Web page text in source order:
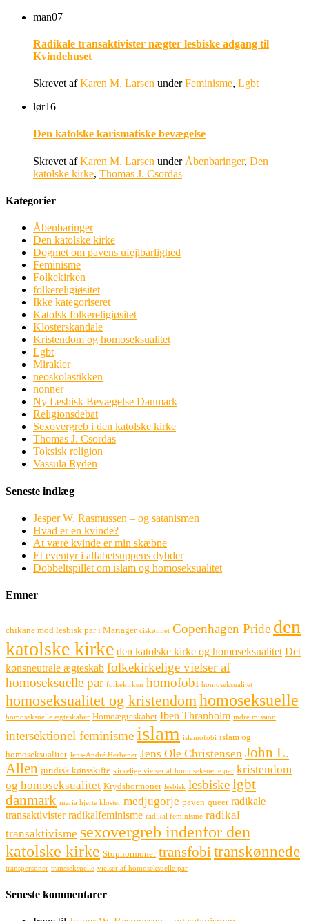
man07
Radikale transaktivister nægter lesbiske adgang til
Kvindehuset
Skrevet afKaren M. Larsen underFeminisme, Lgbt
lør16
Den katolske karismatiske bevægelse
Skrevet afKaren M. Larsen under Åbenbaringer, Den
katolske kirke, Thomas J. Csordas
Kategorier
Åbenbaringer
Den katolske kirke
Dogmet om pavens ufejlbarlighed
Feminisme
Folkekirken
folkereligiøsitet
Ikke kategoriseret
Katolsk folkereligiøsitet
Klosterskandale
Kristendom og homoseksualitet
Lgbt
Mirakler
neoskolastikken
nonner
Ny Lesbisk Bevægelse Danmark
Religionsdebat
Sexovergreb i den katolske kirke
Thomas J. Csordas
Toksisk religion
Vassula Ryden
Seneste indlæg
Jesper W. Rasmussen – og satanismen
Hvad er en kvinde?
At være kvinde er min skæbne
Et eventyr i alfabetsuppens dybder
Dobbeltspillet om islam og homoseksualitet
Emner
chikane mod lesbisk par i Mariager ciskønnet Copenhagen Pride den
katolske kirke den katolske kirke og homoseksualitet Det
kønsneutrale ægteskab folkekirkelige vielser af
homoseksuelle par folkekirken homofobi homoseksualitet
homoseksualitet og kristendomhomoseksuelle
homoseksuelle ægteskaber Homoægteskabet Iben Thranholm indre mission
intersektionel feminisme islam islamofobi islam og
homoseksualitet Jens-André Herbener Jens Ole Christensen John L.
Allen juridisk kønsskifte kirkelige vielser af homoseksuelle par kristendom
og homoseksualitet Krydshormoner lesbisk lesbiskelgbt
danmark maria hjerte kloster medjugorje paven queer radikale
transaktivister radikalfeminisme radikal feminisme radikal
transaktivisme sexovergreb indenfor den
katolske kirke Stophormoner transfobi transkønnede
transpersoner transseksuelle vielser af homoseksuelle par
Seneste kommentarer